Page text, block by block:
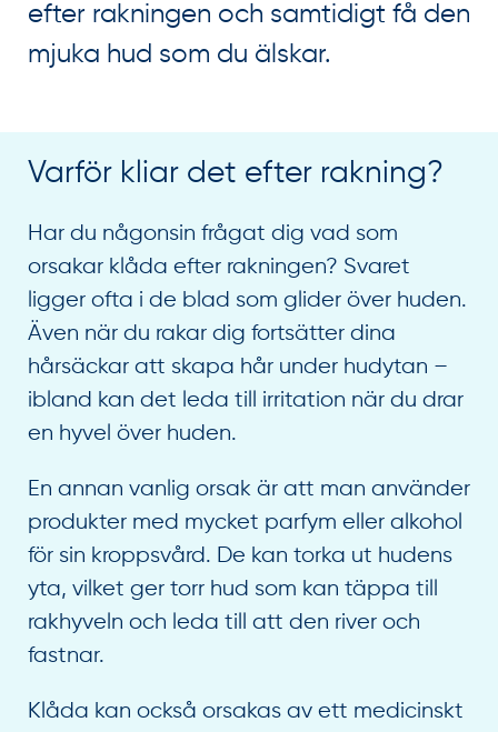
efter rakningen och samtidigt få den
mjuka hud som du älskar.
Varför kliar det efter rakning?
Har du någonsin frågat dig vad som
orsakar klåda efter rakningen? Svaret
ligger ofta i de blad som glider över huden.
Även när du rakar dig fortsätter dina
hårsäckar att skapa hår under hudytan –
ibland kan det leda till irritation när du drar
en hyvel över huden.
En annan vanlig orsak är att man använder
produkter med mycket parfym eller alkohol
för sin kroppsvård. De kan torka ut hudens
yta, vilket ger torr hud som kan täppa till
rakhyveln och leda till att den river och
fastnar.
Klåda kan också orsakas av ett medicinskt